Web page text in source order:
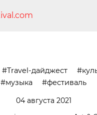
Travel-дайджест
музыка
фестиваль
04 августа 2021